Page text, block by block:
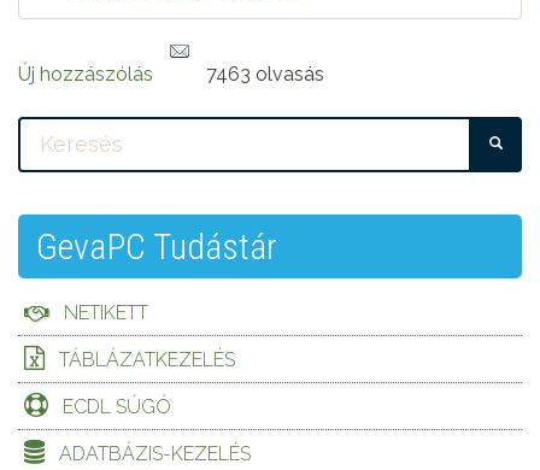
Új hozzászólás 7463 olvasás
GevaPC Tudástár
NETIKETT
TÁBLÁZATKEZELÉS
ECDL SÚGÓ
ADATBÁZIS-KEZELÉS